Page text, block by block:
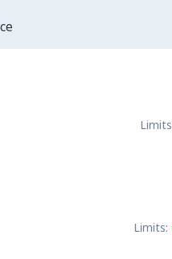
Limits: